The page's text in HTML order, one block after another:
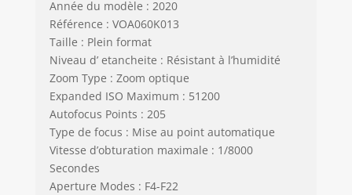
Année du modèle : 2020
Référence : VOA060K013
Taille : Plein format
Niveau d’ etancheite : Résistant à l’humidité
Zoom Type : Zoom optique
Expanded ISO Maximum : 51200
Autofocus Points : 205
Type de focus : Mise au point automatique
Vitesse d’obturation maximale : 1/8000
Secondes
Aperture Modes : F4-F22